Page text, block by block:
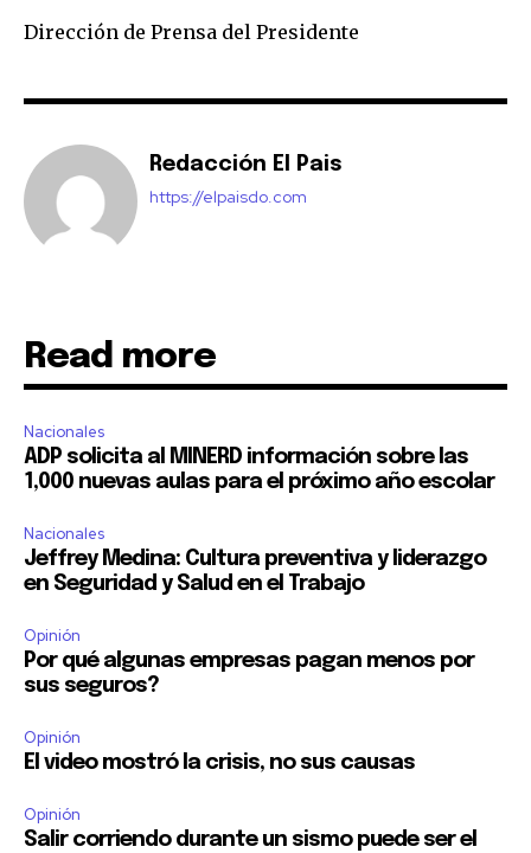
Dirección de Prensa del Presidente
Redacción El Pais
https://elpaisdo.com
Read more
Nacionales
ADP solicita al MINERD información sobre las
1,000 nuevas aulas para el próximo año escolar
Nacionales
Jeffrey Medina: Cultura preventiva y liderazgo
en Seguridad y Salud en el Trabajo
Opinión
Por qué algunas empresas pagan menos por
sus seguros?
Opinión
El video mostró la crisis, no sus causas
Opinión
Salir corriendo durante un sismo puede ser el